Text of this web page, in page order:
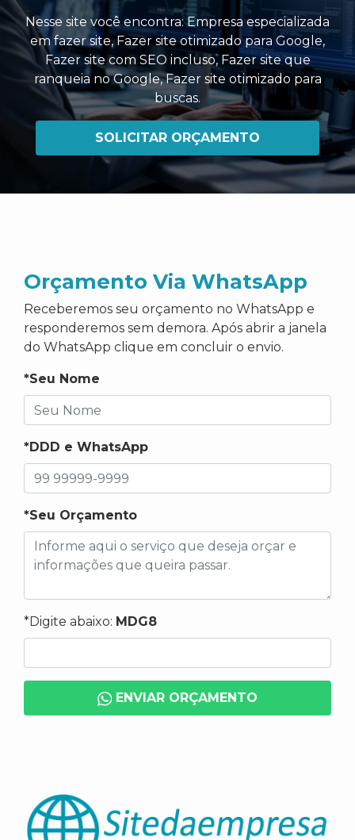
Nesse site você encontra:Empresa especializada
em fazer site,Fazer site otimizado para Google,
Fazer site com SEO incluso, Fazer site que
ranqueia no Google,Fazer site otimizado para
buscas.
SOLICITAR ORÇAMENTO
Orçamento Via WhatsApp
Receberemos seu orçamento no WhatsApp e
responderemos sem demora. Após abrir a janela
do WhatsApp clique em concluir o envio.
*Seu Nome
*DDD e WhatsApp
*Seu Orçamento
*Digite abaixo: MDG8
ENVIAR ORÇAMENTO